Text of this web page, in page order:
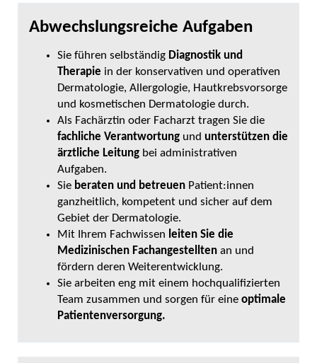
Abwechslungsreiche Aufgaben
Sie führen selbständig Diagnostik und
Therapie in der konservativen und operativen
Dermatologie, Allergologie, Hautkrebsvorsorge
und kosmetischen Dermatologie durch.
Als Fachärztin oder Facharzt tragen Sie die
fachliche Verantwortung und unterstützen die
ärztliche Leitung bei administrativen
Aufgaben.
Sie beraten und betreuen Patient:innen
ganzheitlich, kompetent und sicher auf dem
Gebiet der Dermatologie.
Mit Ihrem Fachwissen leiten Sie die
Medizinischen Fachangestellten an und
fördern deren Weiterentwicklung.
Sie arbeiten eng mit einem hochqualifizierten
Team zusammen und sorgen für eine optimale
Patientenversorgung.